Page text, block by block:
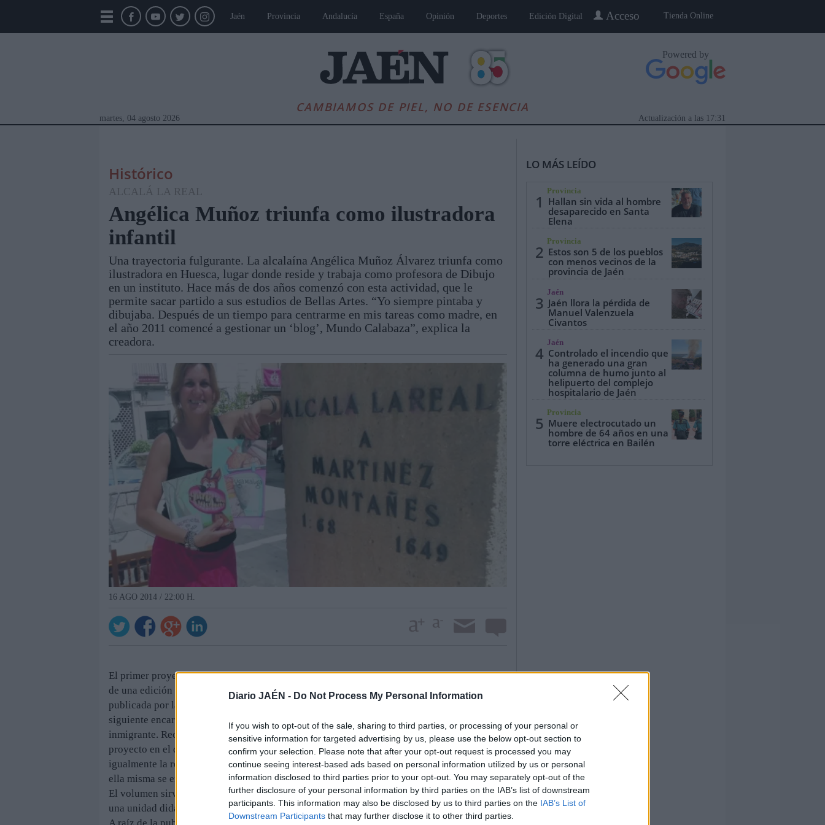
Diario JAÉN - Do Not Process My Personal Information
If you wish to opt-out of the sale, sharing to third parties, or processing of your personal or
sensitive information for targeted advertising by us, please use the below opt-out section to
confirm your selection. Please note that after your opt-out request is processed you may
continue seeing interest-based ads based on personal information utilized by us or personal
information disclosed to third parties prior to your opt-out. You may separately opt-out of the
further disclosure of your personal information by third parties on the IAB’s list of downstream
participants. This information may also be disclosed by us to third parties on the IAB’s List of
Downstream Participants that may further disclose it to other third parties.
Tienda Online
Acceso
Jaén Provincia Andalucía España Opinión Deportes Edición Digital
CAMBIAMOS DE PIEL, NO DE ESENCIA
Powered by
martes, 04 agosto 2026 17:31
Actualización a las
Módulos Portada Jaén, Pueblo a Pueblo Especiales
Histórico
ALCALÁ LA REAL
Angélica Muñoz triunfa como ilustradora
infantil
Una trayectoria fulgurante. La alcalaína Angélica Muñoz Álvarez triunfa como
ilustradora en Huesca, lugar donde reside y trabaja como profesora de Dibujo
en un instituto. Hace más de dos años comenzó con esta actividad, que le
permite sacar partido a sus estudios de Bellas Artes. “Yo siempre pintaba y
dibujaba. Después de un tiempo para centrarme en mis tareas como madre, en
el año 2011 comencé a gestionar un ‘blog’, Mundo Calabaza”, explica la
creadora.
16 AGO 2014 / 22:00 H.
El primer proyecto importante en el que trabajó fue la portada y casi todas las ilustraciones
de una edición de los discursos del presidente de Estados Unidos Abraham Lincoln
publicada por la Editorial Zumaque, perteneciente al alcalaíno Rafael Ceballos Atienza. El
siguiente encargo de relevancia fue “Uga Maluga”, un libro dedicado a una niña africana
inmigrante. Recibió el encargo del Centro de las Migraciones de Barbastro (Huesca), un
proyecto en el que colaboraron la UNED y la Diputación oscense. Muñoz asumió
igualmente la responsabilidad de redactar los textos, algo que le gusta, ya que dice que así
ella misma se encarga de que la parte escrita y la visual se complementen a la perfección.
El volumen sirvió para su utilización en centros de enseñanza aragoneses. Incluso, se hizo
una unidad didáctica pensada para Infantil.
LO MÁS LEÍDO
1
Provincia
Hallan sin vida al hombre
desaparecido en Santa
Elena
2
Provincia
Estos son 5 de los pueblos
con menos vecinos de la
provincia de Jaén
3
Jaén
Jaén llora la pérdida de
Manuel Valenzuela
Civantos
4
Jaén
Controlado el incendio que
ha generado una gran
columna de humo junto al
helipuerto del complejo
hospitalario de Jaén
5
Provincia
Muere electrocutado un
hombre de 64 años en una
torre eléctrica en Bailén